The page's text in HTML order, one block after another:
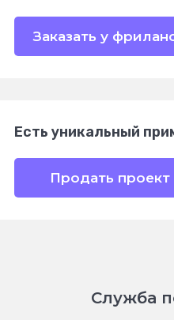
Заказать у
Есть уникальный
Продать проект
Служба